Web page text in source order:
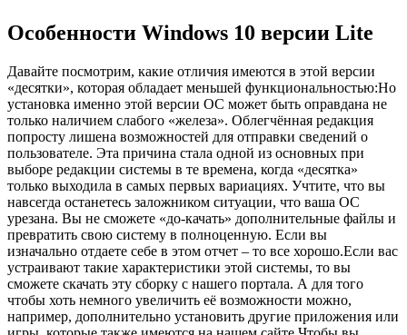
Особенности Windows 10 версии Lite
Давайте посмотрим, какие отличия имеются в этой версии
«десятки», которая обладает меньшей функциональностью:Но
установка именно этой версии ОС может быть оправдана не
только наличием слабого «железа». Облегчённая редакция
попросту лишена возможностей для отправки сведений о
пользователе. Эта причина стала одной из основных при
выборе редакции системы в те времена, когда «десятка»
только выходила в самых первых вариациях. Учтите, что вы
навсегда останетесь заложником ситуации, что ваша ОС
урезана. Вы не сможете «до-качать» дополнительные файлы и
превратить свою систему в полноценную. Если вы
изначально отдаете себе в этом отчет – то все хорошо.Если вас
устраивают такие характеристики этой системы, то вы
сможете скачать эту сборку с нашего портала. А для того
чтобы хоть немного увеличить её возможности можно,
например, дополнительно установить другие приложения или